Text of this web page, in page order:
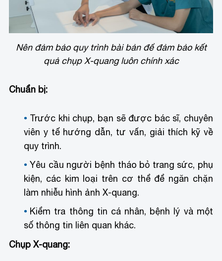
Nên đảm bảo quy trình bài bản để đảm bảo kết
quả chụp X-quang luôn chính xác
Chuẩn bị:
Trước khi chụp, bạn sẽ được bác sĩ, chuyên
viên y tế hướng dẫn, tư vấn, giải thích kỹ về
quy trình.
Yêu cầu người bệnh tháo bỏ trang sức, phụ
kiện, các kim loại trên cơ thể để ngăn chặn
làm nhiễu hình ảnh X-quang.
Kiểm tra thông tin cá nhân, bệnh lý và một
số thông tin liên quan khác.
Chụp X-quang: